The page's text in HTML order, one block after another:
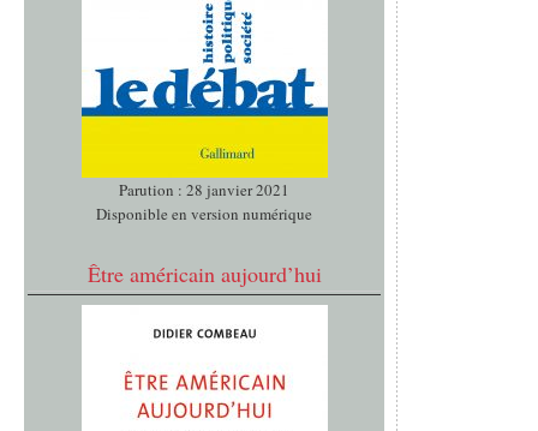
Parution : 28 janvier 2021
Disponible en version numérique
Être américain aujourd’hui